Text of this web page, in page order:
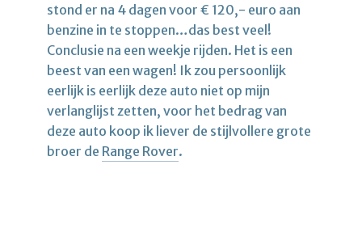
stond er na 4 dagen voor € 120,- euro aan
benzine in te stoppen…das best veel!
Conclusie na een weekje rijden. Het is een
beest van een wagen! Ik zou persoonlijk
eerlijk is eerlijk deze auto niet op mijn
verlanglijst zetten, voor het bedrag van
deze auto koop ik liever de stijlvollere grote
broer de Range Rover.